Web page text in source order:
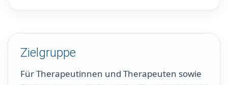
Zielgruppe
Für Therapeutinnen und Therapeuten sowie